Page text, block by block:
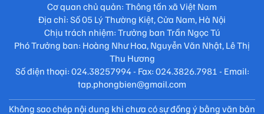
Cơ quan chủ quản: Thông tấn xã Việt Nam
Địa chỉ: Số 05 Lý Thường Kiệt, Cửa Nam, Hà Nội
Chịu trách nhiệm: Trưởng ban Trần Ngọc Tú
Phó Trưởng ban: Hoàng Như Hoa, Nguyễn Văn Nhật, Lê Thị
Thu Hương
Số điện thoại: 024.38257994 - Fax: 024.3826.7981 - Email:
tap.phongbien@gmail.com
Không sao chép nội dung khi chưa có sự đồng ý bằng văn bản